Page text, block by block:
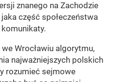
znanego na Zachodzie
część społeczeństwa
Wrocławiu algorytmu,
najważniejszych polskich
rozumieć sejmowe